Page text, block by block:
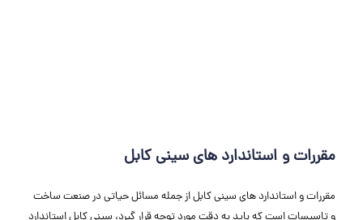
مقررات و استاندارد های سینی کابل
مقررات و استاندارد های سینی کابل از جمله مسائل حیاتی در صنعت ساخت